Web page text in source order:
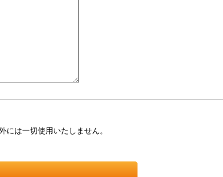
には一切使用いたしません。